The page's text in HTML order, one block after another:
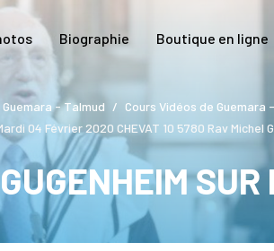
Biographie Boutique en ligne
Guemara - Talmud
Cours Vidéos de Guemara
04 Février 2020 CHEVAT 10 5780 Rav Michel